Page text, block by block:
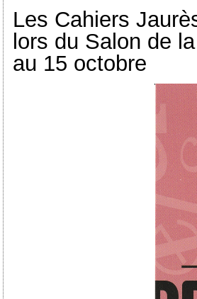
Les Cahiers
lors du Salon de
au 15 octobre